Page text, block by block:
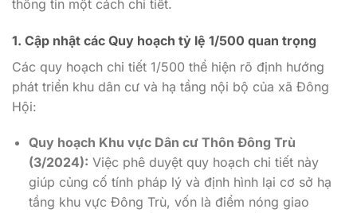
thông tin một cách chi tiết.
1. Cập nhật các Quy hoạch tỷ lệ 1/500 quan trọng
Các quy hoạch chi tiết 1/500 thể hiện rõ định hướng
phát triển khu dân cư và hạ tầng nội bộ của xã Đông
Hội:
Quy hoạch Khu vực Dân cư Thôn Đông Trù
(3/2024): Việc phê duyệt quy hoạch chi tiết này
giúp củng cố tính pháp lý và định hình lại cơ sở hạ
tầng khu vực Đông Trù, vốn là điểm nóng giao